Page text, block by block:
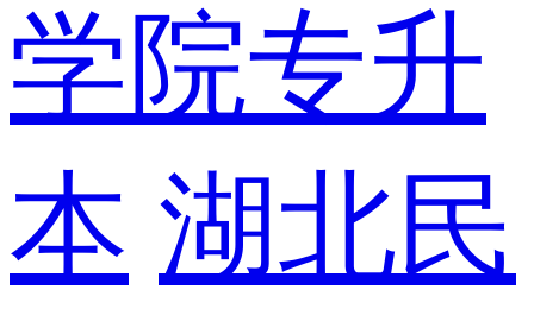
学院专升
本 湖北民